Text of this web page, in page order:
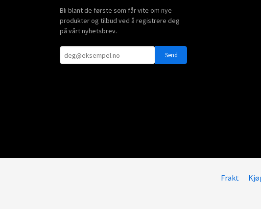
Bli blant de første som får vite om nye
produkter og tilbud ved å registrere deg
på vårt nyhetsbrev.
Frakt